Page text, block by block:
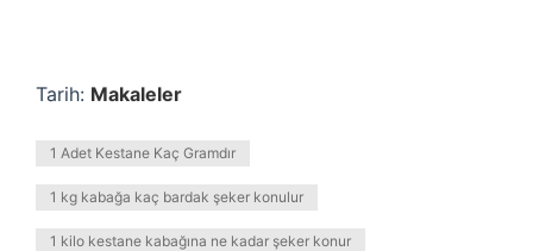
Tarih: Makaleler
1 Adet Kestane Kaç Gramdır
1 kg kabağa kaç bardak şeker konulur
1 kilo kestane kabağına ne kadar şeker konur